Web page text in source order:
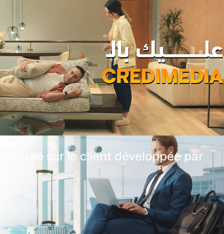
sur le client développée par